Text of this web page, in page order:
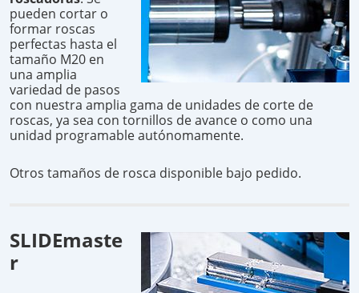
pueden cortar o
formar roscas
perfectas hasta el
tamaño M20 en
una amplia
variedad de pasos
con nuestra amplia gama de unidades de corte de
roscas, ya sea con tornillos de avance o como una
unidad programable autónomamente.
Otros tamaños de rosca disponible bajo pedido.
SLIDEmaste
r